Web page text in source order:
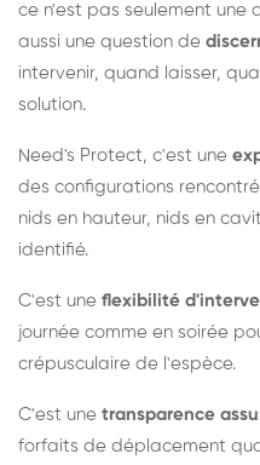
ce n'est pas seulement une
aussi une question de
intervenir, quand laisser,
solution.
Need's Protect, c'est une
des configurations
nids en hauteur, nids en
identifié.
C'est une flexibilité
journée comme en soirée
crépusculaire de l'espèce.
C'est une transparence
forfaits de déplacement